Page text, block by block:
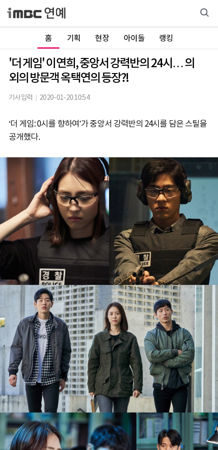
홈 기획 현장 아이돌 랭킹
'더 게임' 이연희, 중앙서 강력반의 24시… 의
외의 방문객 옥택연의 등장?!
기사입력 2020-01-20 10:54
‘더 게임: 0시를 향하여’가 중앙서 강력반의 24시를 담은 스틸을
공개했다.